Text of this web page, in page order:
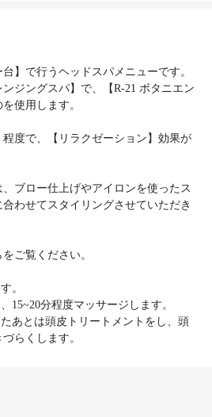
】で行うヘッドスパメニューです。
ジングスパ】で、【R-21 ボタニエン
使用します。
度で、【リラクゼーション】効果が
ブロー仕上げやアイロンを使ったス
わせてスタイリングさせていただき
ご覧ください。
。
15~20分程度マッサージします。
あとは頭皮トリートメントをし、頭
らくします。